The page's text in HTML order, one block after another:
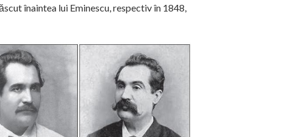
înaintea lui Eminescu, respectiv în 1848,